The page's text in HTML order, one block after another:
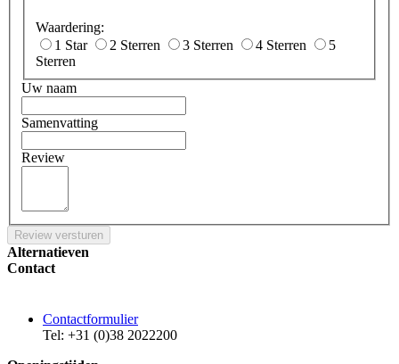
Waardering:
1 Star
2 Sterren 3 Sterren 4 Sterren
5
Sterren
Uw naam
Samenvatting
Review
Review versturen
Alternatieven
Contact
Contactformulier
Tel: +31 (0)38 2022200